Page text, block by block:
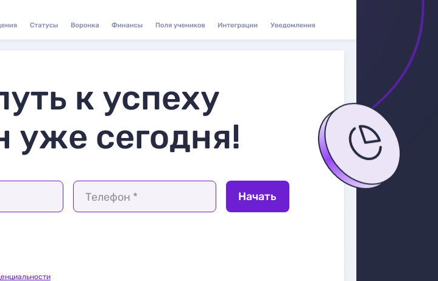
к успеху
уже сегодня!
Телефон * Начать